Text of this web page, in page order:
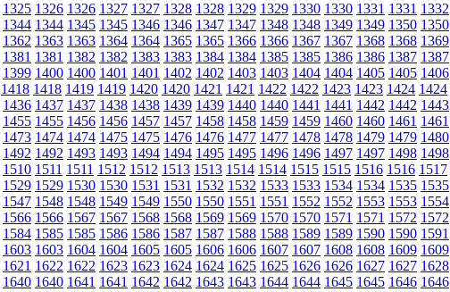
1325 1326 1326 1327 1327 1328 1328 1329 1329 1330 1330 1331 1331 1332
1344 1344 1345 1345 1346 1346 1347 1347 1348 1348 1349 1349 1350 1350
1362 1363 1363 1364 1364 1365 1365 1366 1366 1367 1367 1368 1368 1369
1381 1381 1382 1382 1383 1383 1384 1384 1385 1385 1386 1386 1387 1387
1399 1400 1400 1401 1401 1402 1402 1403 1403 1404 1404 1405 1405 1406
1418 1418 1419 1419 1420 1420 1421 1421 1422 1422 1423 1423 1424 1424
1436 1437 1437 1438 1438 1439 1439 1440 1440 1441 1441 1442 1442 1443
1455 1455 1456 1456 1457 1457 1458 1458 1459 1459 1460 1460 1461 1461
1473 1474 1474 1475 1475 1476 1476 1477 1477 1478 1478 1479 1479 1480
1492 1492 1493 1493 1494 1494 1495 1495 1496 1496 1497 1497 1498 1498
1510 1511 1511 1512 1512 1513 1513 1514 1514 1515 1515 1516 1516 1517
1529 1529 1530 1530 1531 1531 1532 1532 1533 1533 1534 1534 1535 1535
1547 1548 1548 1549 1549 1550 1550 1551 1551 1552 1552 1553 1553 1554
1566 1566 1567 1567 1568 1568 1569 1569 1570 1570 1571 1571 1572 1572
1584 1585 1585 1586 1586 1587 1587 1588 1588 1589 1589 1590 1590 1591
1603 1603 1604 1604 1605 1605 1606 1606 1607 1607 1608 1608 1609 1609
1621 1622 1622 1623 1623 1624 1624 1625 1625 1626 1626 1627 1627 1628
1640 1640 1641 1641 1642 1642 1643 1643 1644 1644 1645 1645 1646 1646